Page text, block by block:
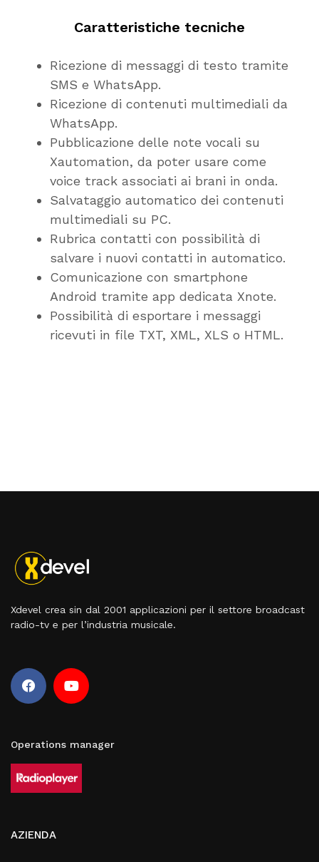
Caratteristiche tecniche
Ricezione di messaggi di testo tramite
SMS e WhatsApp.
Ricezione di contenuti multimediali da
WhatsApp.
Pubblicazione delle note vocali su
Xautomation, da poter usare come
voice track associati ai brani in onda.
Salvataggio automatico dei contenuti
multimediali su PC.
Rubrica contatti con possibilità di
salvare i nuovi contatti in automatico.
Comunicazione con smartphone
Android tramite app dedicata Xnote.
Possibilità di esportare i messaggi
ricevuti in file TXT, XML, XLS o HTML.
Xdevel crea sin dal 2001 applicazioni per il settore broadcast
radio-tv e per l’industria musicale.
Operations manager
AZIENDA